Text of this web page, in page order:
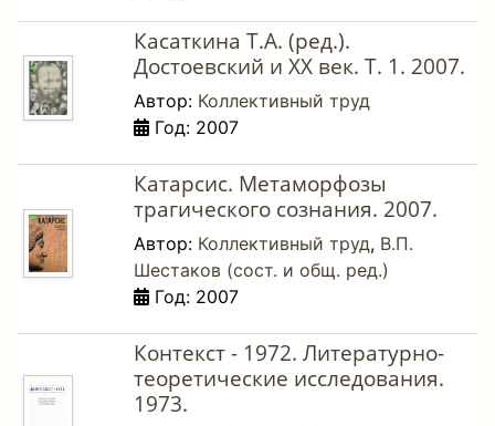
Касаткина Т.А. (ред.).
Достоевский и ХХ век. Т. 1. 2007.
Автор: Коллективный труд
Год: 2007
Катарсис. Метаморфозы
трагического сознания. 2007.
Автор: Коллективный труд, В.П.
Шестаков (сост. и общ. ред.)
Год: 2007
Контекст - 1972. Литературно-
теоретические исследования.
1973.